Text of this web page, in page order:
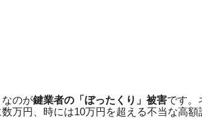
のが鍵業者の「ぼったくり」被害です。
万円、時には10万円を超える不当な高額